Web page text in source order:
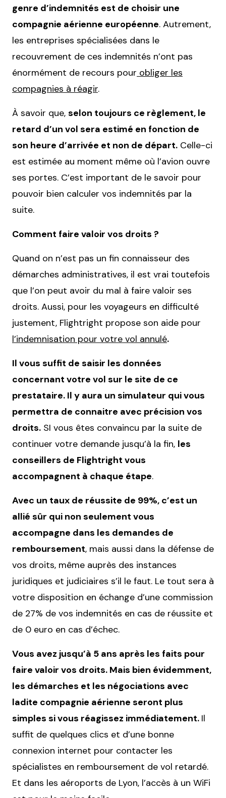
genre d’indemnités est de choisir une
compagnie aérienne européenne. Autrement,
les entreprises spécialisées dans le
recouvrement de ces indemnités n’ont pas
énormément de recours pour obliger les
compagnies à réagir.
À savoir que, selon toujours ce règlement, le
retard d’un vol sera estimé en fonction de
son heure d’arrivée et non de départ. Celle-ci
est estimée au moment même où l’avion ouvre
ses portes. C’est important de le savoir pour
pouvoir bien calculer vos indemnités par la
suite.
Comment faire valoir vos droits ?
Quand on n’est pas un fin connaisseur des
démarches administratives, il est vrai toutefois
que l’on peut avoir du mal à faire valoir ses
droits. Aussi, pour les voyageurs en difficulté
justement, Flightright propose son aide pour
l’indemnisation pour votre vol annulé.
Il vous suffit de saisir les données
concernant votre vol sur le site de ce
prestataire. Il y aura un simulateur qui vous
permettra de connaitre avec précision vos
droits. SI vous êtes convaincu par la suite de
continuer votre demande jusqu’à la fin, les
conseillers de Flightright vous
accompagnent à chaque étape.
Avec un taux de réussite de 99%, c’est un
allié sûr qui non seulement vous
accompagne dans les demandes de
remboursement, mais aussi dans la défense de
vos droits, même auprès des instances
juridiques et judiciaires s’il le faut. Le tout sera à
votre disposition en échange d’une commission
de 27% de vos indemnités en cas de réussite et
de 0 euro en cas d’échec.
Vous avez jusqu’à 5 ans après les faits pour
faire valoir vos droits. Mais bien évidemment,
les démarches et les négociations avec
ladite compagnie aérienne seront plus
simples si vous réagissez immédiatement. Il
suffit de quelques clics et d’une bonne
connexion internet pour contacter les
spécialistes en remboursement de vol retardé.
Et dans les aéroports de Lyon, l’accès à un WiFi